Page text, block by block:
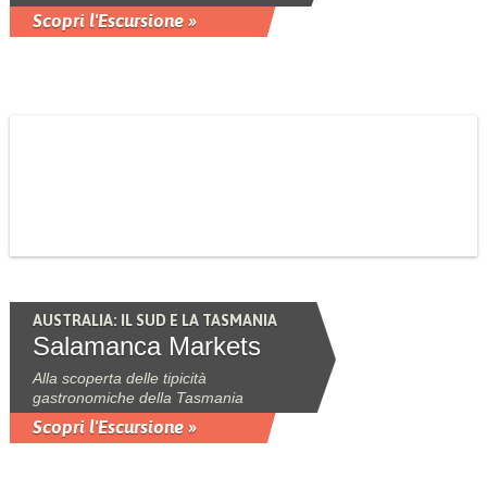
Scopri l'Escursione »
AUSTRALIA: IL SUD E LA TASMANIA
Salamanca Markets
Alla scoperta delle tipicità
gastronomiche della Tasmania
Scopri l'Escursione »